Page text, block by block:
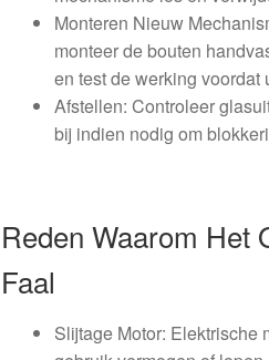
Monteren Nieuw
monteer de bouten
en test de werking voordat
Afstellen: Controleer
bij indien nodig om
Reden Waarom Het
Faal
Slijtage Motor: Elektrische